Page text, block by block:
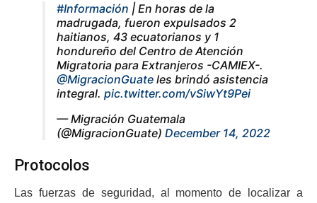
#Información | En horas de la
madrugada, fueron expulsados 2
haitianos, 43 ecuatorianos y 1
hondureño del Centro de Atención
Migratoria para Extranjeros -CAMIEX-.
@MigracionGuate les brindó asistencia
integral. pic.twitter.com/vSiwYt9Pei
— Migración Guatemala
(@MigracionGuate) December 14, 2022
Protocolos
Las fuerzas de seguridad, al momento de localizar a